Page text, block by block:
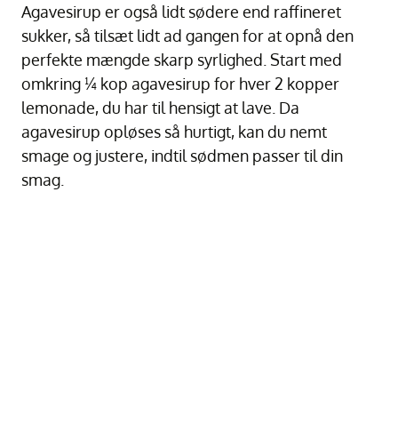
Agavesirup er også lidt sødere end raffineret
sukker, så tilsæt lidt ad gangen for at opnå den
perfekte mængde skarp syrlighed. Start med
omkring ¼ kop agavesirup for hver 2 kopper
lemonade, du har til hensigt at lave. Da
agavesirup opløses så hurtigt, kan du nemt
smage og justere, indtil sødmen passer til din
smag.